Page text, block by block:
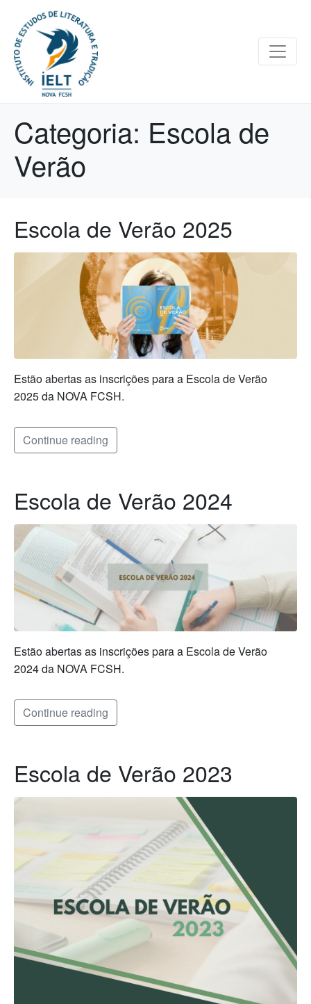
Categoria: Escola de
Verão
Escola de Verão 2025
Estão abertas as inscrições para a Escola de Verão
2025 da NOVA FCSH.
Continue reading
Escola de Verão 2024
Estão abertas as inscrições para a Escola de Verão
2024 da NOVA FCSH.
Continue reading
Escola de Verão 2023